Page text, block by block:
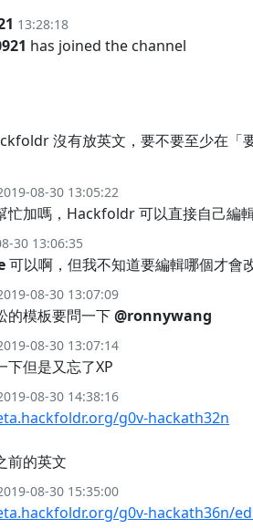
13:28:18
has joined the channel
沒有放英文，要不要至少在「
08-30 13:05:22
忙加嗎，Hackfoldr 可以直接自己編
30 13:06:35
可以啊，但我不知道要編輯哪個才會
08-30 13:07:09
的模板要問一下@ronnywang
08-30 13:07:14
下但是又忘了XP
08-30 14:38:16
g0v-hackath32n
前的英文
08-30 15:35:00
g0v-hackath36n/